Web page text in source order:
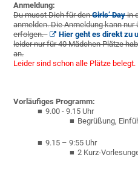
Anmeldung:
Du musst Dich für denGirls’ Dayin
anmelden. Die Anmeldung kann nur
erfolgen.
Hier geht es direkt zu
leider nur für 40 Mädchen Plätze
an.
Leider sind schon alle Plätze belegt.
Vorläufiges Programm:
9.00 - 9.15 Uhr
Begrüßung,
9.15 – 9:55 Uhr
2 Kurz-